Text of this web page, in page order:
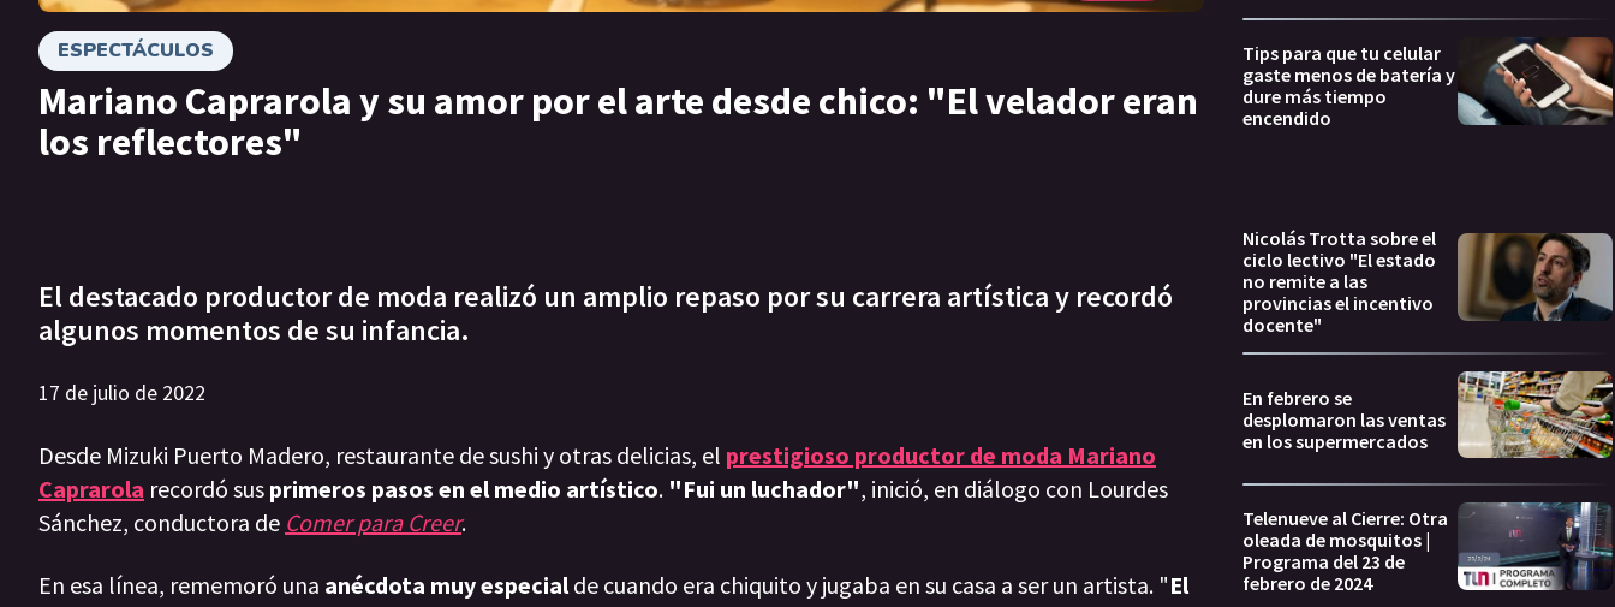
ESPECTÁCULOS
Mariano Caprarola y su amor por el arte desde chico: "El velador eran
los reflectores"
El destacado productor de moda realizó un amplio repaso por su carrera artística y recordó
algunos momentos de su infancia.
17 de julio de 2022
Desde Mizuki Puerto Madero, restaurante de sushi y otras delicias, el prestigioso productor de moda Mariano
Caprarola recordó sus primeros pasos en el medio artístico. "Fui un luchador", inició, en diálogo con Lourdes
Sánchez, conductora de Comer para Creer.
En esa línea, rememoró una anécdota muy especialde cuando era chiquito y jugaba en su casa a ser un artista. "El
Tips para que tu celular
gaste menos de batería y
dure más tiempo
encendido
Nicolás Trotta sobre el
ciclo lectivo "El estado
no remite a las
provincias el incentivo
docente"
En febrero se
desplomaron las ventas
en los supermercados
Telenueve al Cierre: Otra
oleada de mosquitos |
Programa del 23 de
febrero de 2024